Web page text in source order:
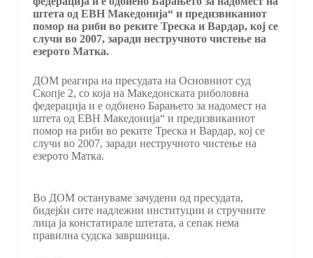
штета од ЕВН Македонија“ и предизвиканиот
помор на риби во реките Треска и Вардар, кој се
случи во 2007, заради нестручното чистење на
езерото Матка.
ДОМ реагира на пресудата на Основниот суд
Скопје 2, со која на Македонската риболовна
федерација и е одбиено Барањето за надомест на
штета од ЕВН Македонија“ и предизвиканиот
помор на риби во реките Треска и Вардар, кој се
случи во 2007, заради нестручното чистење на
езерото Матка.
Во ДОМ остануваме зачудени од пресудата,
бидејќи сите надлежни институции и стручните
лица ја констатирале штетата, а сепак нема
правилна судска завршница.